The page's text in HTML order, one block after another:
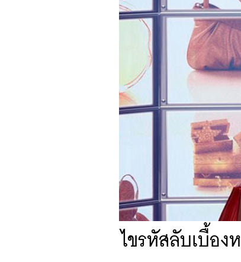
ไขรหัสลับเบื้อง